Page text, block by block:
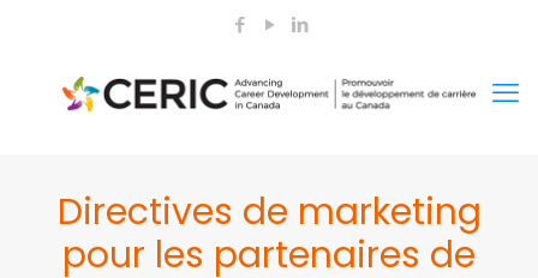
Directives de marketing
pour les partenaires de